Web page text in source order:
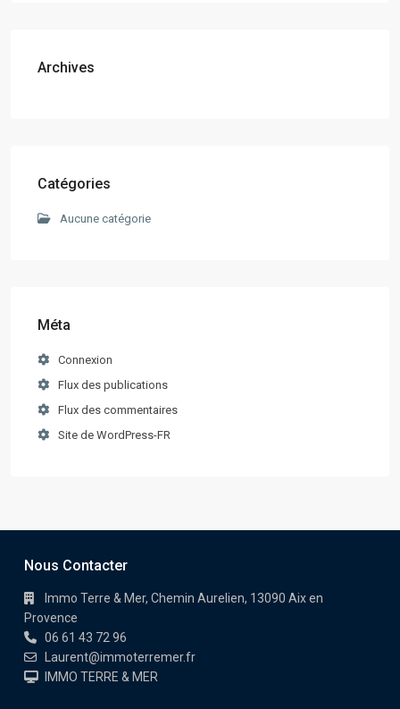
Archives
Catégories
Aucune catégorie
Méta
Connexion
Flux des publications
Flux des commentaires
Site de WordPress-FR
Nous Contacter
Immo Terre & Mer, Chemin Aurelien, 13090 Aix en
Provence
06 61 43 72 96
Laurent@immoterremer.fr
IMMO TERRE & MER